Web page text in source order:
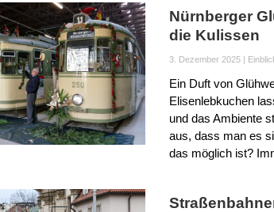
Nürnberger
die Kulissen
3. Dezember 2025 |
Ein Duft von
Elisenlebkuchen
und das Ambiente
aus, dass man es
das möglich ist?